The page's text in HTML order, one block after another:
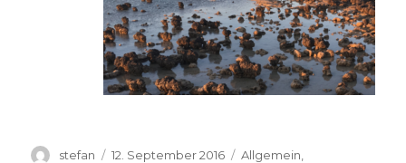
Autor
stefan
Veröffentlicht
12. September 2016 Kategorien
Allgemein